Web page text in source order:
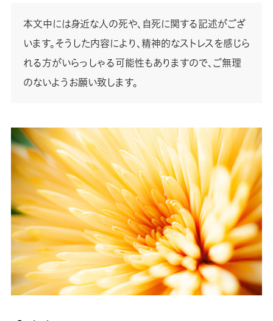
本文中には身近な人の死や、自死に関する記述がござ
います。そうした内容により、精神的なストレスを感じら
れる方がいらっしゃる可能性もありますので、ご無理
のないようお願い致します。